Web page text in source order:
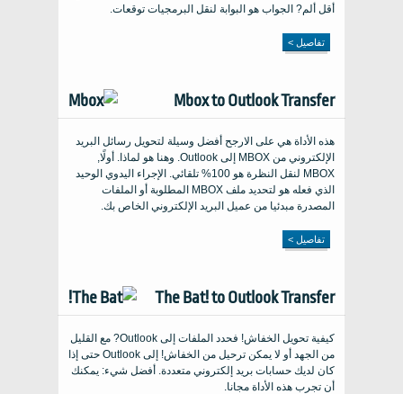
أقل ألم? الجواب هو البوابة لنقل البرمجيات توقعات.
تفاصيل >
Mbox to Outlook Transfer
هذه الأداة هي على الارجح أفضل وسيلة لتحويل رسائل البريد
الإلكتروني من MBOX إلى Outlook. وهنا هو لماذا. أولًا,
MBOX لنقل النظرة هو 100% تلقائي. الإجراء اليدوي الوحيد
الذي فعله هو لتحديد ملف MBOX المطلوبة أو الملفات
المصدرة مبدئيا من عميل البريد الإلكتروني الخاص بك.
تفاصيل >
The Bat! to Outlook Transfer
كيفية تحويل الخفاش! فحدد الملفات إلى Outlook? مع القليل
من الجهد أو لا يمكن ترحيل من الخفاش! إلى Outlook حتى إذا
كان لديك حسابات بريد إلكتروني متعددة. أفضل شيء: يمكنك
أن تجرب هذه الأداة مجانا.